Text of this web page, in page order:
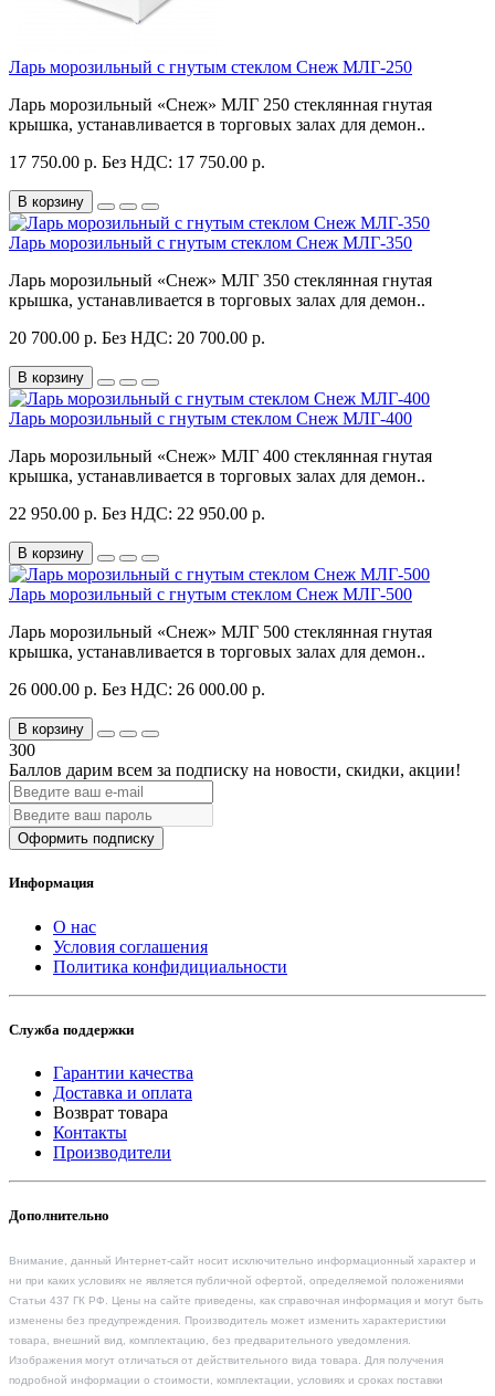
Ларь морозильный с гнутым стеклом Снеж МЛГ-250
Ларь морозильный «Снеж» МЛГ 250 стеклянная гнутая
крышка, устанавливается в торговых залах для демон..
17 750.00 р. Без НДС: 17 750.00 р.
В корзину
Ларь морозильный с гнутым стеклом Снеж МЛГ-350
Ларь морозильный «Снеж» МЛГ 350 стеклянная гнутая
крышка, устанавливается в торговых залах для демон..
20 700.00 р. Без НДС: 20 700.00 р.
В корзину
Ларь морозильный с гнутым стеклом Снеж МЛГ-400
Ларь морозильный «Снеж» МЛГ 400 стеклянная гнутая
крышка, устанавливается в торговых залах для демон..
22 950.00 р. Без НДС: 22 950.00 р.
В корзину
Ларь морозильный с гнутым стеклом Снеж МЛГ-500
Ларь морозильный «Снеж» МЛГ 500 стеклянная гнутая
крышка, устанавливается в торговых залах для демон..
26 000.00 р. Без НДС: 26 000.00 р.
В корзину
300
Баллов дарим всем за подписку на новости, скидки, акции!
Оформить подписку
Информация
О нас
Условия соглашения
Политика конфидициальности
Служба поддержки
Гарантии качества
Доставка и оплата
Возврат товара
Контакты
Производители
Дополнительно
Внимание, данный Интернет-сайт носит исключительно информационный характер и
ни при каких условиях не является публичной офертой, определяемой положениями
Статьи 437 ГК РФ. Цены на сайте приведены, как справочная информация и могут быть
изменены без предупреждения. Производитель может изменить характеристики
товара, внешний вид, комплектацию, без предварительного уведомления.
Изображения могут отличаться от действительного вида товара. Для получения
подробной информации о стоимости, комплектации, условиях и сроках поставки